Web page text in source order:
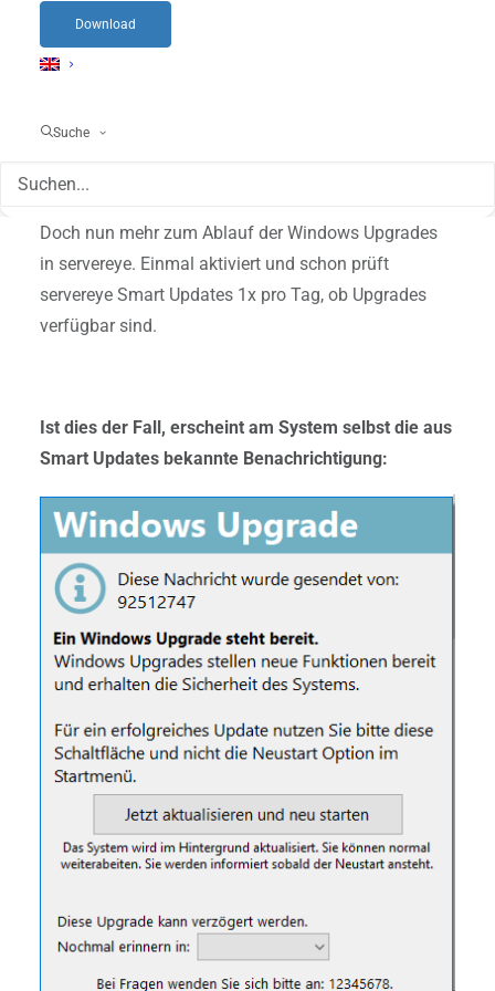
Download
Suche
weiter unten).
Es kann also pro System entschieden werden, wo
machen.
Doch nun mehr zum Ablauf der Windows Upgrades
in servereye. Einmal aktiviert und schon prüft
servereye Smart Updates 1x pro Tag, ob Upgrades
verfügbar sind.
Ist dies der Fall, erscheint am System selbst die aus
Smart Updates bekannte Benachrichtigung: